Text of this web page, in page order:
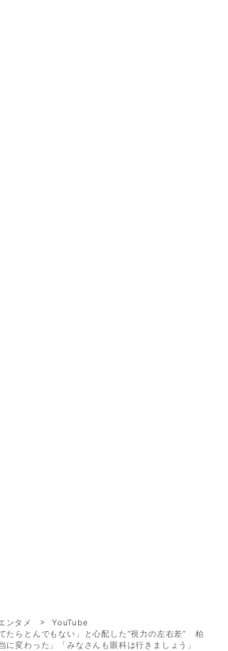
ンタメ
YouTube
たらとんでもない」と心配した“視力の左右差” 柏
に変わった」「みなさんも眼科は行きましょう」